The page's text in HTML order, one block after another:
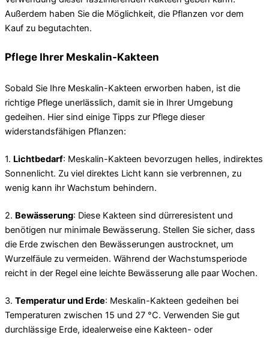
Außerdem haben Sie die Möglichkeit, die Pflanzen vor dem
Kauf zu begutachten.
Pflege Ihrer Meskalin-Kakteen
Sobald Sie Ihre Meskalin-Kakteen erworben haben, ist die
richtige Pflege unerlässlich, damit sie in Ihrer Umgebung
gedeihen. Hier sind einige Tipps zur Pflege dieser
widerstandsfähigen Pflanzen:
1. Lichtbedarf: Meskalin-Kakteen bevorzugen helles, indirektes
Sonnenlicht. Zu viel direktes Licht kann sie verbrennen, zu
wenig kann ihr Wachstum behindern.
2. Bewässerung: Diese Kakteen sind dürreresistent und
benötigen nur minimale Bewässerung. Stellen Sie sicher, dass
die Erde zwischen den Bewässerungen austrocknet, um
Wurzelfäule zu vermeiden. Während der Wachstumsperiode
reicht in der Regel eine leichte Bewässerung alle paar Wochen.
3. Temperatur und Erde: Meskalin-Kakteen gedeihen bei
Temperaturen zwischen 15 und 27 °C. Verwenden Sie gut
durchlässige Erde, idealerweise eine Kakteen- oder